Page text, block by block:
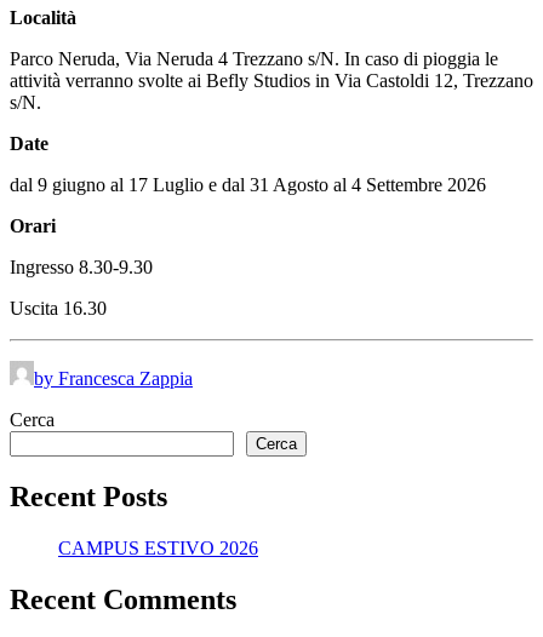
Località
Parco Neruda, Via Neruda 4 Trezzano s/N. In caso di pioggia le
attività verranno svolte ai Befly Studios in Via Castoldi 12, Trezzano
s/N.
Date
dal 9 giugno al 17 Luglio e dal 31 Agosto al 4 Settembre 2026
Orari
Ingresso 8.30-9.30
Uscita 16.30
by Francesca Zappia
Cerca
Cerca
Recent Posts
CAMPUS ESTIVO 2026
Recent Comments